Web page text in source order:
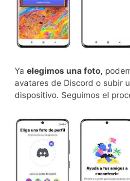
Ya elegimos una foto,
avatares de Discord o subir
dispositivo. Seguimos el